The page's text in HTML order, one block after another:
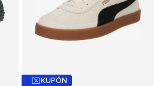
KUPÓN